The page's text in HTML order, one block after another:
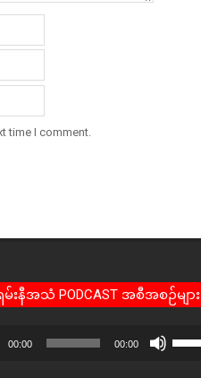
time I comment.
မ်းနီအသံ PODCAST အစီအစဉ်များ
00:00 00:00